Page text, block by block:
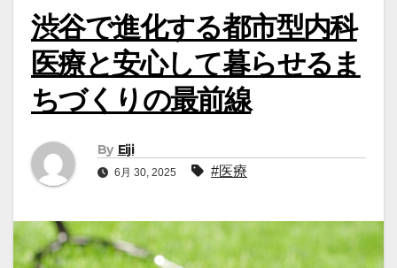
渋谷で進化する都市型内科
医療と安心して暮らせるま
ちづくりの最前線
By Eiji
6月 30, 2025 #医療